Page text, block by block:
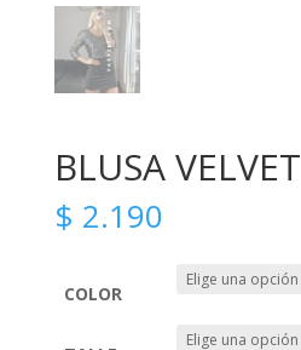
BLUSA VELVET
$ 2.190
COLOR